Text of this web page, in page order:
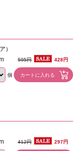
）
595円 428円
個
412円 297円